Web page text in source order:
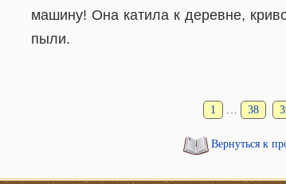
машину! Она катила к деревне,
пыли.
1 … 38
Вернуться к